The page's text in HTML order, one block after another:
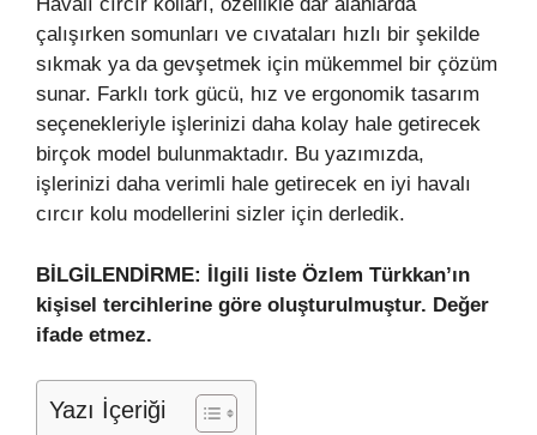
çalışırken somunları ve cıvataları hızlı bir şekilde
sıkmak ya da gevşetmek için mükemmel bir çözüm
sunar. Farklı tork gücü, hız ve ergonomik tasarım
seçenekleriyle işlerinizi daha kolay hale getirecek
birçok model bulunmaktadır. Bu yazımızda,
işlerinizi daha verimli hale getirecek en iyi havalı
cırcır kolu modellerini sizler için derledik.
BİLGİLENDİRME: İlgili liste Özlem Türkkan’ın
kişisel tercihlerine göre oluşturulmuştur. Değer
ifade etmez.
Yazı İçeriği